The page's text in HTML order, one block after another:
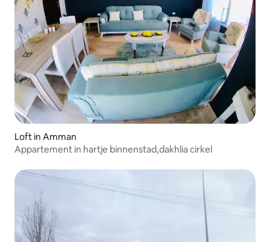
Loft in Amman
Appartement in hartje binnenstad,dakhlia cirkel